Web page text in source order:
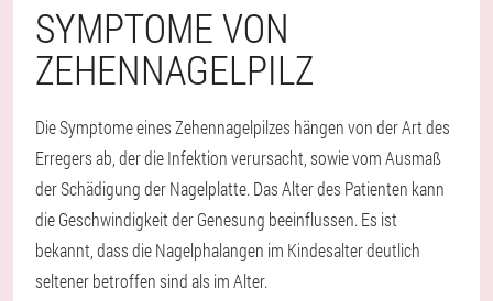
SYMPTOME VON
ZEHENNAGELPILZ
Die Symptome eines Zehennagelpilzes hängen von der Art des
Erregers ab, der die Infektion verursacht, sowie vom Ausmaß
der Schädigung der Nagelplatte. Das Alter des Patienten kann
die Geschwindigkeit der Genesung beeinflussen. Es ist
bekannt, dass die Nagelphalangen im Kindesalter deutlich
seltener betroffen sind als im Alter.